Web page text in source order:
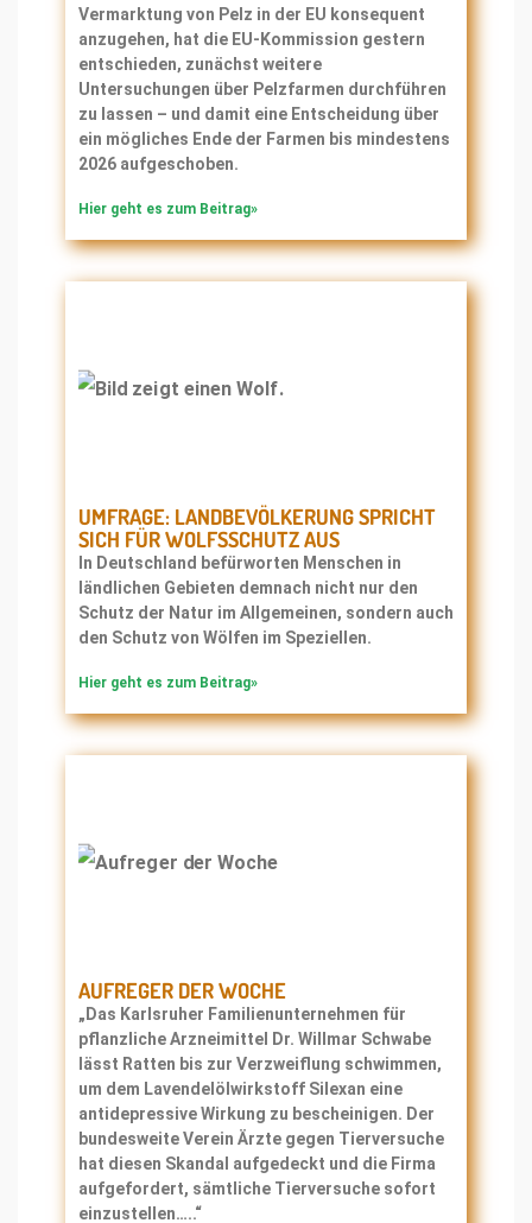
Vermarktung von Pelz in der EU konsequent
anzugehen, hat die EU-Kommission gestern
entschieden, zunächst weitere
Untersuchungen über Pelzfarmen durchführen
zu lassen – und damit eine Entscheidung über
ein mögliches Ende der Farmen bis mindestens
2026 aufgeschoben.
Hier geht es zum Beitrag»
UMFRAGE: LANDBEVÖLKERUNG SPRICHT
SICH FÜR WOLFSSCHUTZ AUS
In Deutschland befürworten Menschen in
ländlichen Gebieten demnach nicht nur den
Schutz der Natur im Allgemeinen, sondern auch
den Schutz von Wölfen im Speziellen.
Hier geht es zum Beitrag»
AUFREGER DER WOCHE
„Das Karlsruher Familienunternehmen für
pflanzliche Arzneimittel Dr. Willmar Schwabe
lässt Ratten bis zur Verzweiflung schwimmen,
um dem Lavendelölwirkstoff Silexan eine
antidepressive Wirkung zu bescheinigen. Der
bundesweite Verein Ärzte gegen Tierversuche
hat diesen Skandal aufgedeckt und die Firma
aufgefordert, sämtliche Tierversuche sofort
einzustellen…..“